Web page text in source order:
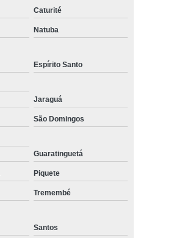
Caturité
Natuba
Espírito Santo
Jaraguá
São Domingos
Guaratinguetá
Piquete
Tremembé
Santos